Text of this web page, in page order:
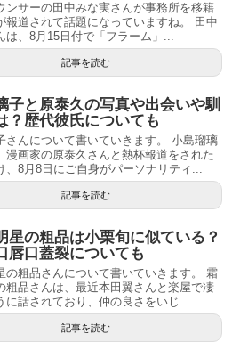
ンサーの田中みな実さんが事務所を移籍
報道されて話題になっていますね。 田中
は、8月15日付で「フラーム」...
記事を読む
子と原泰久の写真や出会いや馴
？歴代彼氏についても
さんについて書いていきます。 小島瑠璃
漫画家の原泰久さんと熱杯報道をされた
、8月8日にご自身がパーソナリティ...
記事を読む
星の粗品は小栗旬に似ている？
唇口蓋裂についても
の粗品さんについて書いていきます。 霜
粗品さんは、最近本田翼さんと楽屋で凄
に話されており、仲の良さをいじ...
記事を読む